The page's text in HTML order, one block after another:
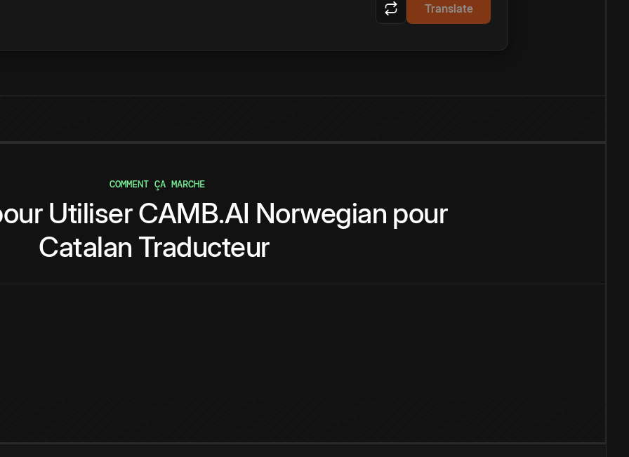
Translate
COMMENT ÇA MARCHE
UtiliserCAMB.AI Norwegian pour
Catalan Traducteur